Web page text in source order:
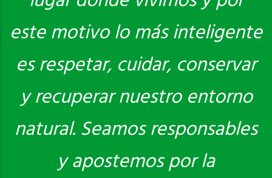
este motivo lo más inteligente
es respetar, cuidar, conservar
y recuperar nuestro entorno
natural. Seamos responsables
y apostemos por la